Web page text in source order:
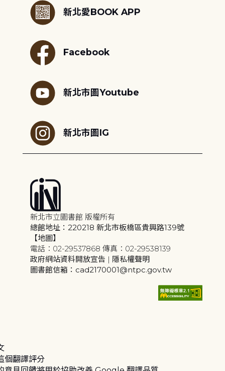
新北愛BOOK APP
Facebook
新北市圖Youtube
新北市圖IG
新北市立圖書館 版權所有
總館地址：220218 新北市板橋區貴興路139號
【地圖】
電話：02-29537868 傳真：02-29538139
政府網站資料開放宣告 | 隱私權聲明
圖書館信箱：cad2170001@ntpc.gov.tw
個翻譯評分